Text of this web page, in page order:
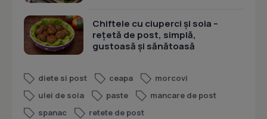
Chiftele cu ciuperci și soia –
rețetă de post, simplă,
gustoasă și sănătoasă
diete si post ceapa
morcovi
ulei de soia
paste
mancare de post
spanac
retete de post